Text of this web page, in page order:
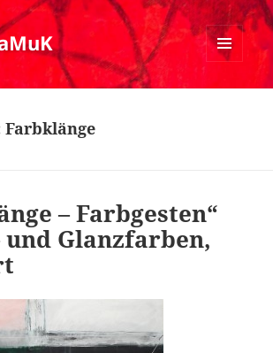
Farbklänge
– Farbgesten“
und Glanzfarben,